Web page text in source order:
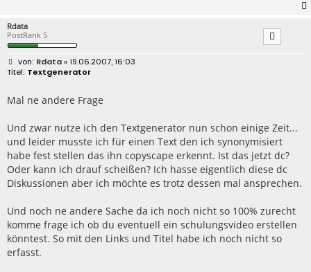
Rdata
PostRank 5
B
e
r
a
Rdata» 19.06.2007, 16:03
Textgenerator
Mal ne andere Frage
Und zwar nutze ich den Textgenerator nun schon einige Zeit...
und leider musste ich für einen Text den ich synonymisiert
habe fest stellen das ihn copyscape erkennt. Ist das jetzt dc?
Oder kann ich drauf scheißen? Ich hasse eigentlich diese dc
Diskussionen aber ich möchte es trotz dessen mal ansprechen.
Und noch ne andere Sache da ich noch nicht so 100% zurecht
komme frage ich ob du eventuell ein schulungsvideo erstellen
könntest. So mit den Links und Titel habe ich noch nicht so
erfasst.